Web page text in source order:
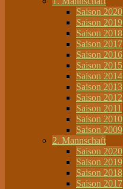
Saison 2020
Saison 2019
Saison 2018
Saison 2017
Saison 2016
Saison 2015
Saison 2014
Saison 2013
Saison 2012
Saison 2011
Saison 2010
Saison 2009
2. Mannschaft
Saison 2020
Saison 2019
Saison 2018
Saison 2017